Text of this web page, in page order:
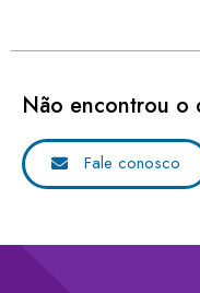
Não encontrou o
Fale conosco